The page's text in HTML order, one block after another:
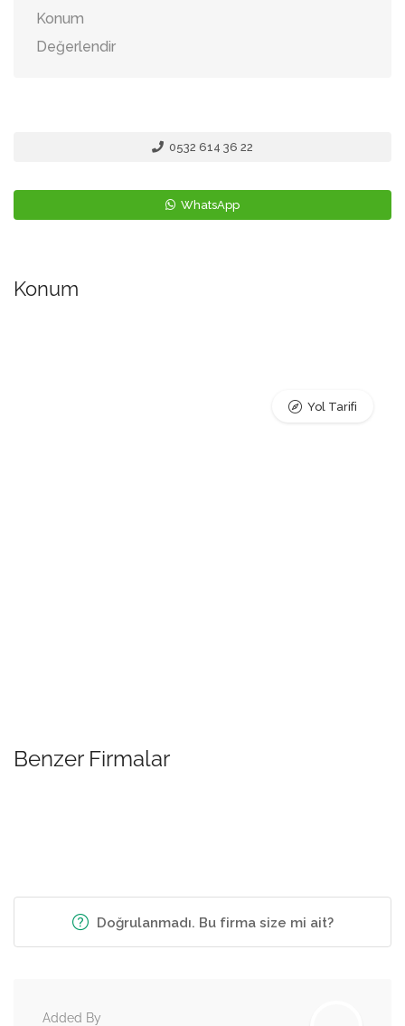
Konum
Değerlendir
0532 614 36 22
WhatsApp
Konum
Yol Tarifi
Benzer Firmalar
Doğrulanmadı. Bu firma size mi ait?
Added By